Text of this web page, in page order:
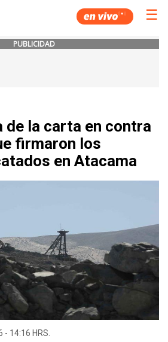
☰
PUBLICIDAD
de la carta en contra
firmaron los
en Atacama
- 14:16 HRS.